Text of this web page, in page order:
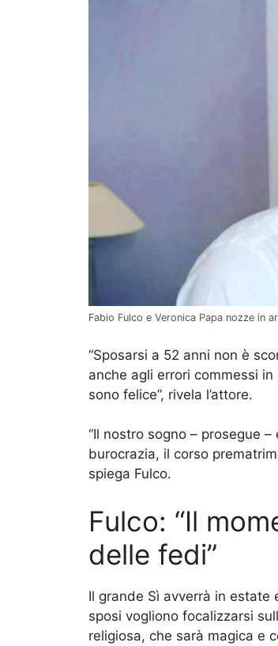
Fabio Fulco e Veronica Papa nozze in
“Sposarsi a 52 anni non è
anche agli errori commessi
sono felice”, rivela l’attore.
“Il nostro sogno – prosegue
burocrazia, il corso
spiega Fulco.
Fulco: “Il
delle fedi”
Il grande Sì avverrà in
sposi vogliono focalizzarsi
religiosa, che sarà magica e